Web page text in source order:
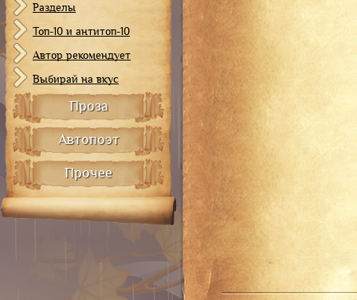
Разделы
Топ-10 и антитоп-10
Автор рекомендует
Выбирай на вкус
Проза
Автопоэт
Прочее